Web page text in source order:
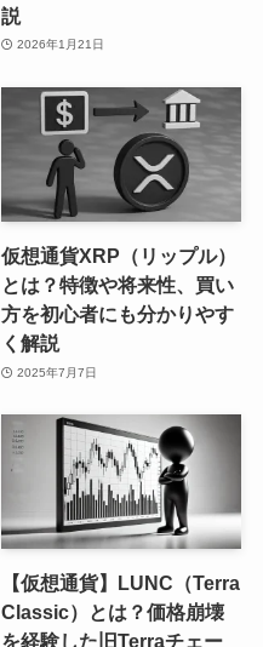
説
2026年1月21日
仮想通貨XRP（リップル）
とは？特徴や将来性、買い
方を初心者にも分かりやす
く解説
2025年7月7日
【仮想通貨】LUNC（Terra
Classic）とは？価格崩壊
を経験した旧Terraチェー